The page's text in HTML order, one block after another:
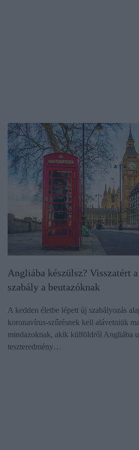
Angliába készülsz? Visszatért
szabály a beutazóknak
A kedden életbe lépett új szabályozás
koronavírus-szűrésnek kell alávetniük
mindazoknak, akik külföldről Angliába
teszteredmény…